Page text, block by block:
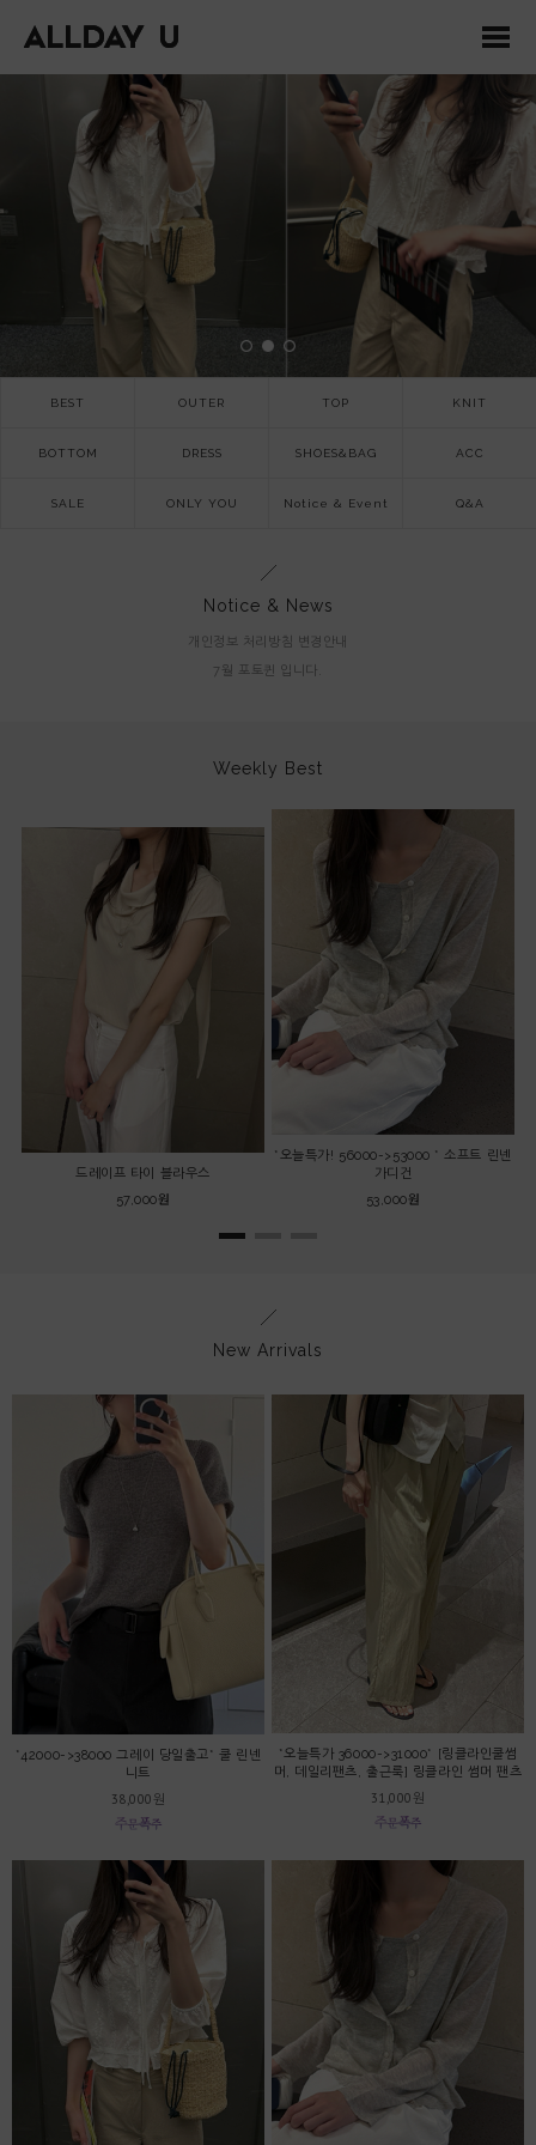
BEST OUTER TOP KNIT
BOTTOM DRESS SHOES&BAG ACC
SALE ONLY YOU Notice & Event Q&A
Notice & News
개인정보 처리방침 변경안내
7월 포토퀸 입니다.
Weekly Best
드레이프 타이 블라우스
57,000원
*오늘특가! 56000->53000 * 소프트 린넨
가디건
53,000원
New Arrivals
*42000->38000 그레이 당일출고* 쿨 린넨
니트
38,000원
*오늘특가 36000->31000* [링클라인쿨썸
머, 데일리팬츠, 출근룩] 링클라인 썸머 팬츠
31,000원